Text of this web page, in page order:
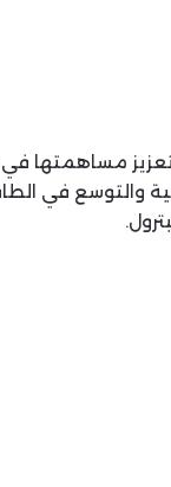
مساهمتها في
والتوسع في